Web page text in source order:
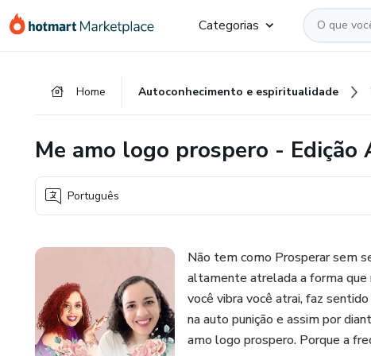
para
para
para
Categorias
Home Autoconhecimento e espiritualidade
Me amo logo prospero -
Português
Não tem como Prosperar sem
altamente atrelada a forma que
você vibra você atrai, faz
na auto punição e assim por
amo logo prospero. Porque a